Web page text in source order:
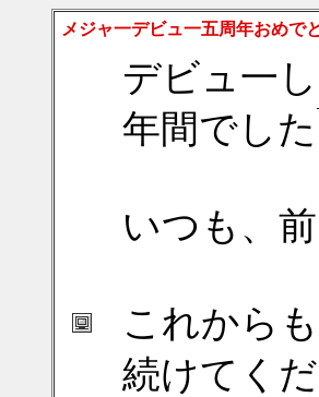
メジャ一デビュ一五周年おめで
デビュ一
年間でした
いつも、
これから
続けてくだ